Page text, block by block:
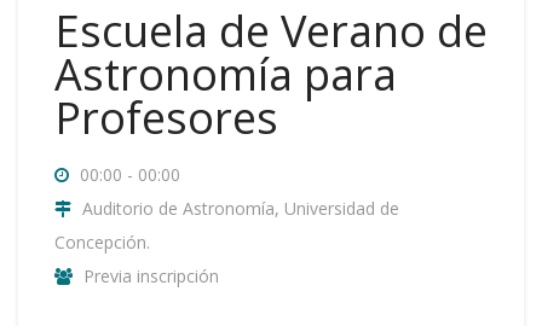
Escuela de Verano de
Astronomía para
Profesores
00:00 - 00:00
Auditorio de Astronomía, Universidad de
Concepción.
Previa inscripción